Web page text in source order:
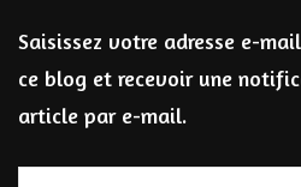
Saisissez votre adresse e-
ce blog et recevoir une
article par e-mail.